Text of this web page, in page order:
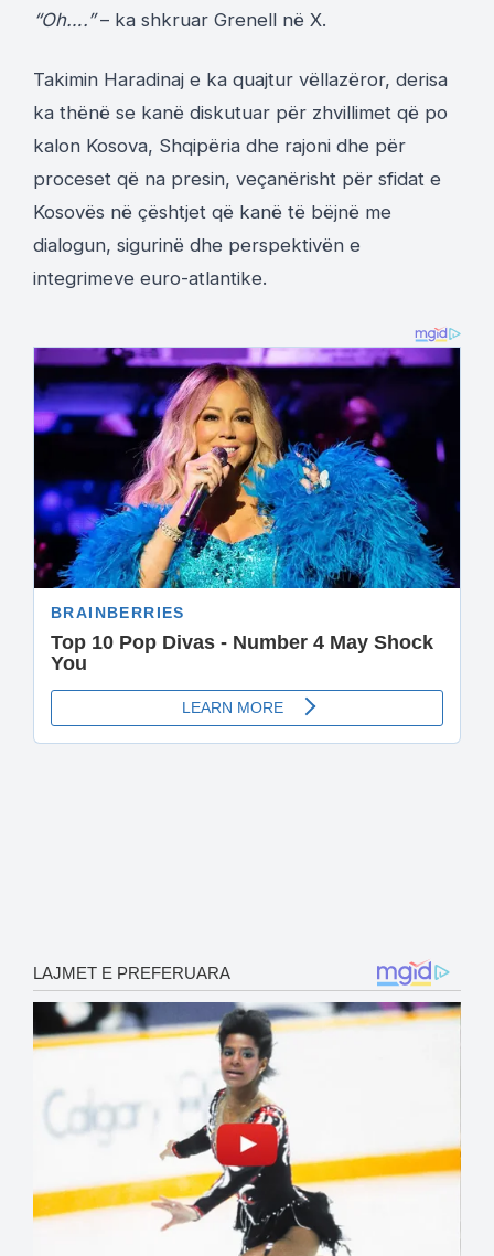
“Oh….”– ka shkruar Grenell në X.
Takimin Haradinaj e ka quajtur vëllazëror, derisa
ka thënë se kanë diskutuar për zhvillimet që po
kalon Kosova, Shqipëria dhe rajoni dhe për
proceset që na presin, veçanërisht për sfidat e
Kosovës në çështjet që kanë të bëjnë me
dialogun, sigurinë dhe perspektivën e
integrimeve euro-atlantike.